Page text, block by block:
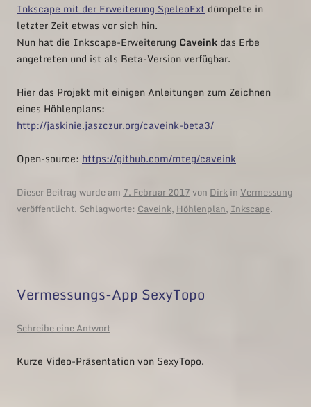
Inkscape mit der Erweiterung SpeleoExt dümpelte in
letzter Zeit etwas vor sich hin.
Nun hat die Inkscape-Erweiterung Caveink das Erbe
angetreten und ist als Beta-Version verfügbar.
Hier das Projekt mit einigen Anleitungen zum Zeichnen
eines Höhlenplans:
http://jaskinie.jaszczur.org/caveink-beta3/
Open-source: https://github.com/mteg/caveink
Dieser Beitrag wurde am 7. Februar 2017von Dirkin Vermessung
veröffentlicht. Schlagworte: Caveink, Höhlenplan, Inkscape.
Vermessungs-App SexyTopo
Schreibe eine Antwort
Kurze Video-Präsentation von SexyTopo.